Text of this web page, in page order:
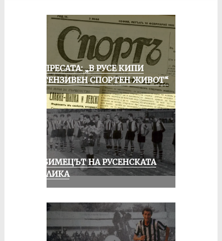
ОТ ПРЕСАТА: „В РУСЕ КИПИ
ИНТЕНЗИВЕН СПОРТЕН ЖИВОТ“
ЛЮБИМЕЦЪТ НА РУСЕНСКАТА
ПУБЛИКА